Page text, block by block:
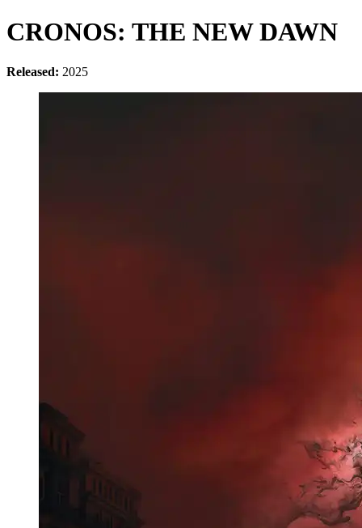
CRONOS: THE NEW DAWN
Released: 2025